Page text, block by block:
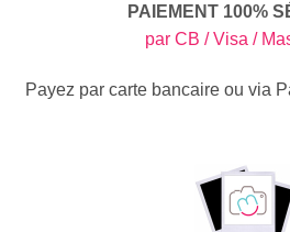
PAIEMENT 100%
par CB / Visa /
Payez par carte bancaire ou via